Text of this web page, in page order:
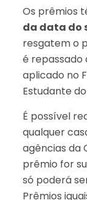
Os prêmios
da data do
resgatem o
é repassado
aplicado no
Estudante
É possível
qualquer
agências da
prêmio for
só poderá
Prêmios